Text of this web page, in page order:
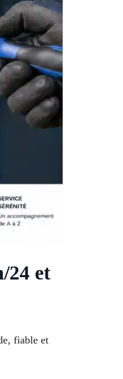
24 et
fiable et